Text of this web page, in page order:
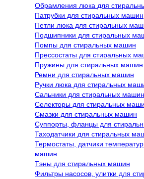
Обрамления люка для
Патрубки для стиральных машин
Петли люка для стиральных
Подшипники для стиральных
Помпы для стиральных машин
Прессостаты для стиральных
Пружины для стиральных машин
Ремни для стиральных машин
Ручки люка для стиральных
Сальники для стиральных машин
Селекторы для стиральных
Смазки для стиральных машин
Суппорты, фланцы для
Таходатчики для стиральных
Термостаты, датчики
машин
Тэны для стиральных машин
Фильтры насосов, улитки для